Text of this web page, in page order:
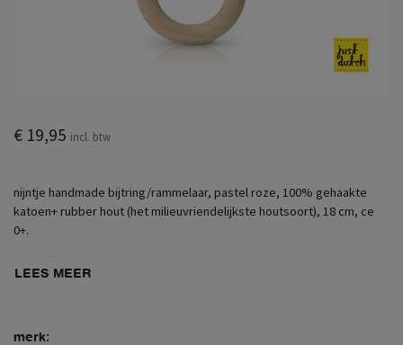
€ 19,95 incl. btw
nijntje handmade bijtring/rammelaar, pastel roze, 100% gehaakte
katoen+ rubber hout (het milieuvriendelijkste houtsoort), 18 cm, ce
0+.
LEES MEER
merk: